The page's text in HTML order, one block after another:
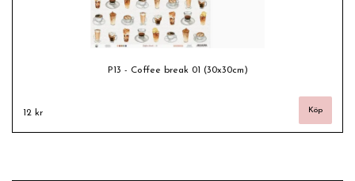
P13 - Coffee break 01 (30x30cm)
12 kr